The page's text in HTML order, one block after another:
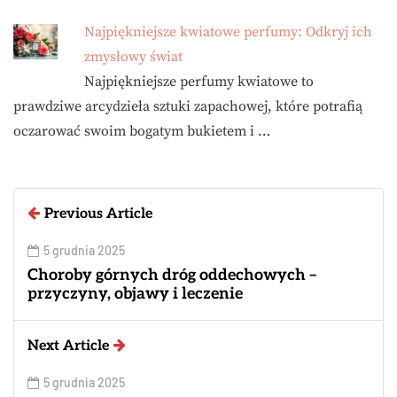
Najpiękniejsze kwiatowe perfumy: Odkryj ich
zmysłowy świat
Najpiękniejsze perfumy kwiatowe to
prawdziwe arcydzieła sztuki zapachowej, które potrafią
oczarować swoim bogatym bukietem i …
Previous Article
5 grudnia 2025
Choroby górnych dróg oddechowych –
przyczyny, objawy i leczenie
Next Article
5 grudnia 2025